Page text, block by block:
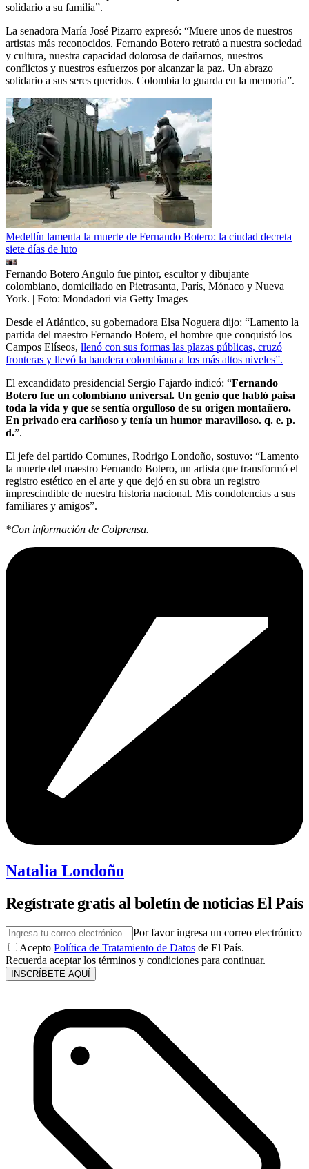
solidario a su familia”.
La senadora María José Pizarro expresó: “Muere unos de nuestros
artistas más reconocidos. Fernando Botero retrató a nuestra sociedad
y cultura, nuestra capacidad dolorosa de dañarnos, nuestros
conflictos y nuestros esfuerzos por alcanzar la paz. Un abrazo
solidario a sus seres queridos. Colombia lo guarda en la memoria”.
Medellín lamenta la muerte de Fernando Botero: la ciudad decreta
siete días de luto
Fernando Botero Angulo fue pintor, escultor y dibujante
colombiano, domiciliado en Pietrasanta, París, Mónaco y Nueva
York. | Foto: Mondadori via Getty Images
Desde el Atlántico, su gobernadora Elsa Noguera dijo: “Lamento la
partida del maestro Fernando Botero, el hombre que conquistó los
Campos Elíseos, llenó con sus formas las plazas públicas, cruzó
fronteras y llevó la bandera colombiana a los más altos niveles”.
El excandidato presidencial Sergio Fajardo indicó: “Fernando
Botero fue un colombiano universal. Un genio que habló paisa
toda la vida y que se sentía orgulloso de su origen montañero.
En privado era cariñoso y tenía un humor maravilloso. q. e. p.
d.”.
El jefe del partido Comunes, Rodrigo Londoño, sostuvo: “Lamento
la muerte del maestro Fernando Botero, un artista que transformó el
registro estético en el arte y que dejó en su obra un registro
imprescindible de nuestra historia nacional. Mis condolencias a sus
familiares y amigos”.
*Con información de Colprensa.
Natalia Londoño
Regístrate gratis al boletín de noticias El País
Por favor ingresa un correo electrónico
Acepto Política de Tratamiento de Datos de El País.
Recuerda aceptar los términos y condiciones para continuar.
INSCRÍBETE AQUÍ